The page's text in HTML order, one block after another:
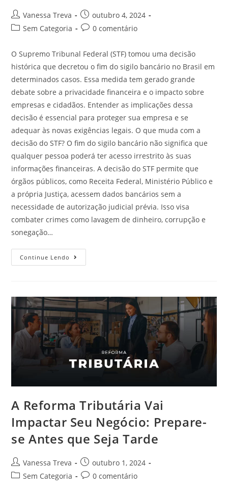
Vanessa Treva
outubro 4, 2024
Sem Categoria
0 comentário
O Supremo Tribunal Federal (STF) tomou uma decisão
histórica que decretou o fim do sigilo bancário no Brasil em
determinados casos. Essa medida tem gerado grande
debate sobre a privacidade financeira e o impacto sobre
empresas e cidadãos. Entender as implicações dessa
decisão é essencial para proteger sua empresa e se
adequar às novas exigências legais. O que muda com a
decisão do STF? O fim do sigilo bancário não significa que
qualquer pessoa poderá ter acesso irrestrito às suas
informações financeiras. A decisão do STF permite que
órgãos públicos, como Receita Federal, Ministério Público e
a própria Justiça, acessem dados bancários sem a
necessidade de autorização judicial prévia. Isso visa
combater crimes como lavagem de dinheiro, corrupção e
sonegação…
Continue Lendo
A Reforma Tributária Vai
Impactar Seu Negócio: Prepare-
se Antes que Seja Tarde
Vanessa Treva
outubro 1, 2024
Sem Categoria
0 comentário